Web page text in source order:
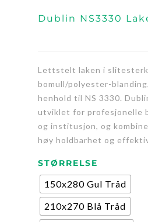
Dublin NS3330
Lettstelt laken i slitesterk
bomull/polyester-
henhold til NS 3330.
utviklet for profesjonelle
og institusjon, og
høy holdbarhet og
STØRRELSE
150x280 Gul Tråd
210x270 Blå Tråd